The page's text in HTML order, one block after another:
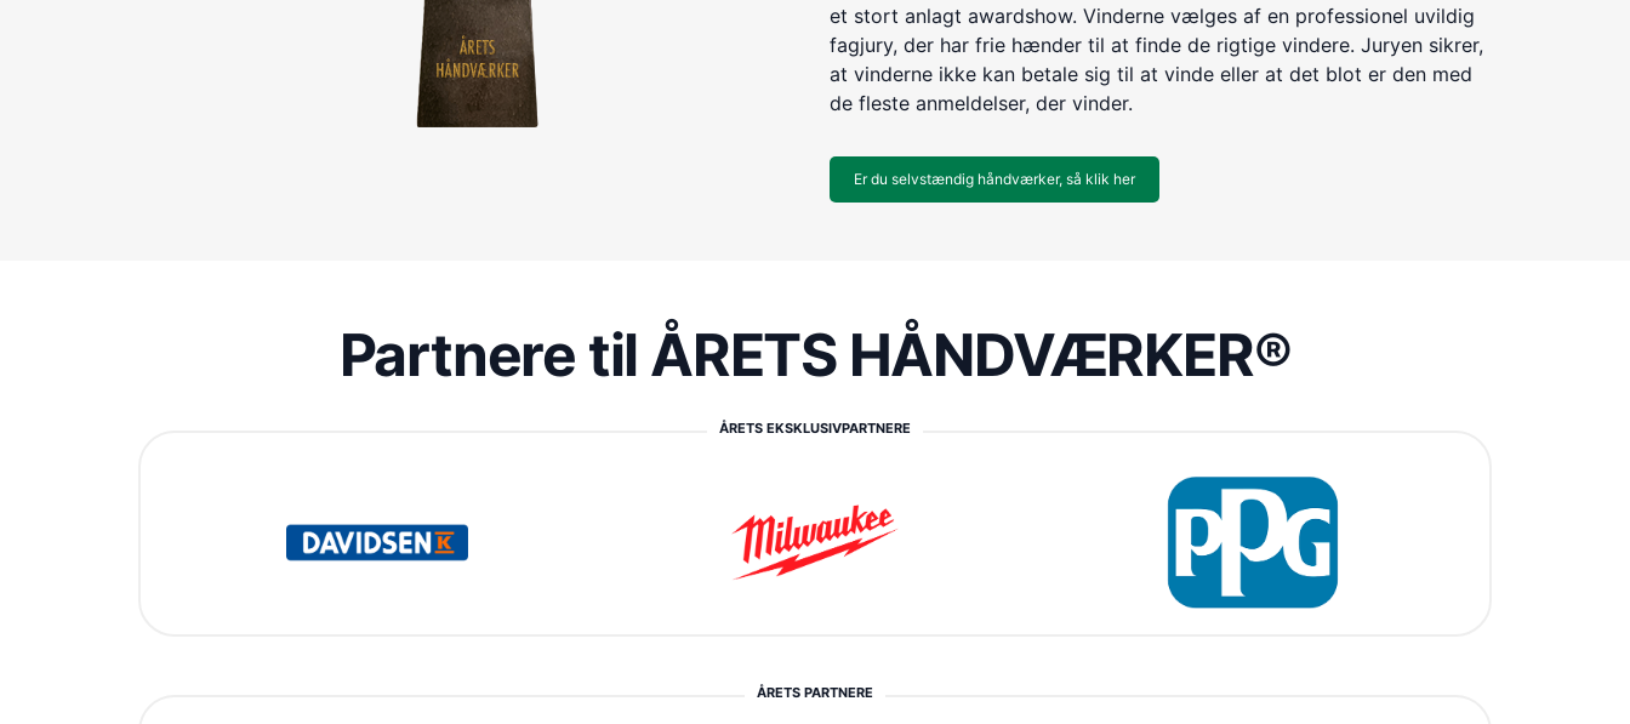
et stort anlagt awardshow. Vinderne vælges af en professionel uvildig
fagjury, der har frie hænder til at finde de rigtige vindere. Juryen sikrer,
at vinderne ikke kan betale sig til at vinde eller at det blot er den med
de fleste anmeldelser, der vinder.
Er du selvstændig håndværker, så klik her
Partnere til ÅRETS HÅNDVÆRKER®
ÅRETS EKSKLUSIVPARTNERE
ÅRETS PARTNERE